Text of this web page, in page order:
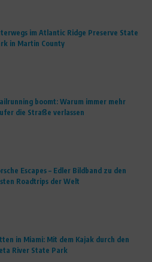
im Atlantic Ridge Preserve State
in Martin County
boomt: Warum immer mehr
die Straße verlassen
Escapes – Edler Bildband zu den
Roadtrips der Welt
in Miami: Mit dem Kajak durch den
River State Park